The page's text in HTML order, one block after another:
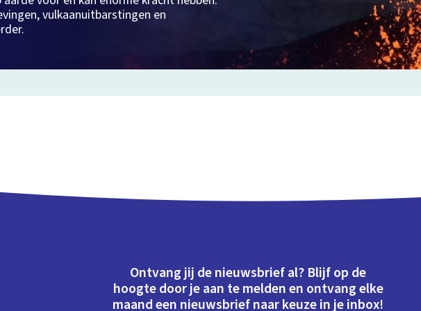
vulkaanuitbarstingen en
Ontvang jij de nieuwsbrief al? Blijf op de
hoogte door je aan te melden en ontvang elke
maand een nieuwsbrief naar keuze in je inbox!